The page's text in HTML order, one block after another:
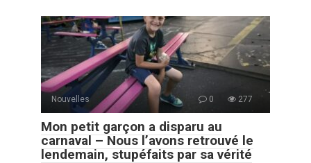
Nouvelles 0 277
Mon petit garçon a disparu au
carnaval – Nous l’avons retrouvé le
lendemain, stupéfaits par sa vérité